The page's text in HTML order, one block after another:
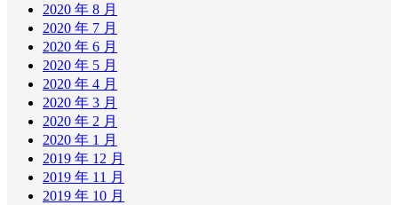
2020 年 8 月
2020 年 7 月
2020 年 6 月
2020 年 5 月
2020 年 4 月
2020 年 3 月
2020 年 2 月
2020 年 1 月
2019 年 12 月
2019 年 11 月
2019 年 10 月